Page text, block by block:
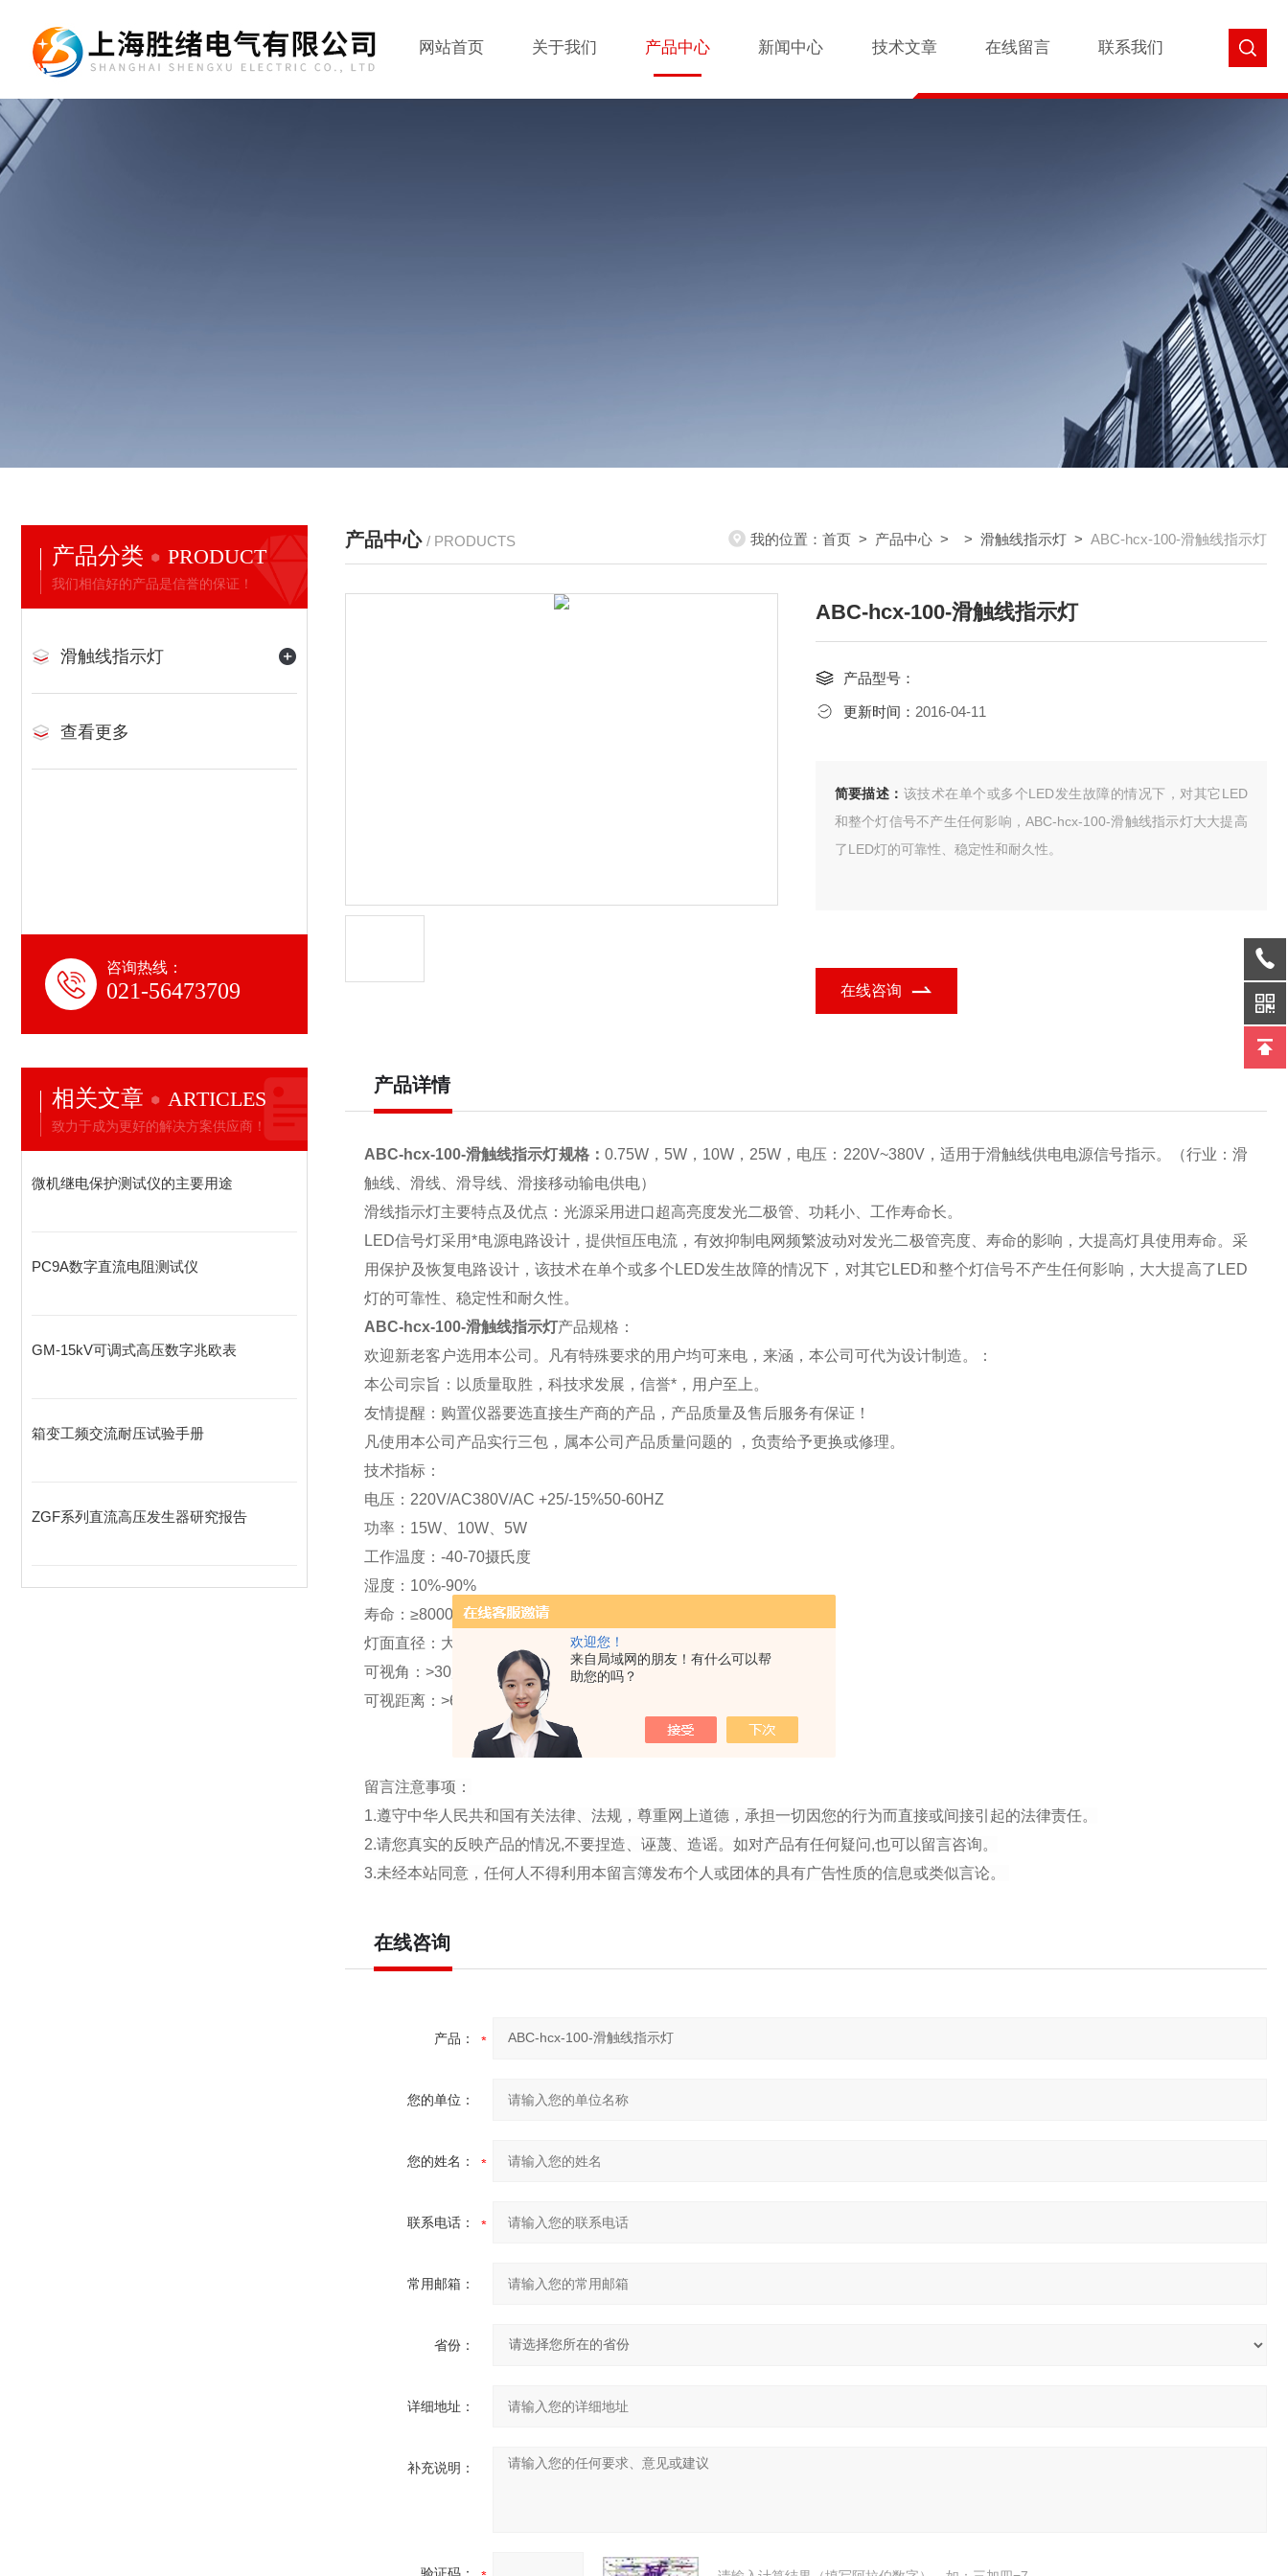
欢迎您！
来自局域网的朋友！有什么可以帮
助您的吗？
网站首页 关于我们 产品中心 新闻中心 技术文章 在线留言 联系我们
产品分类 PRODUCT
我们相信好的产品是信誉的保证！
滑触线指示灯
查看更多
咨询热线：
021-56473709
相关文章 ARTICLES
致力于成为更好的解决方案供应商！
微机继电保护测试仪的主要用途
PC9A数字直流电阻测试仪
GM-15kV可调式高压数字兆欧表
箱变工频交流耐压试验手册
ZGF系列直流高压发生器研究报告
产品中心 / PRODUCTS 我的位置： 首页 > 产品中心 > > 滑触线指示灯 > ABC-hcx-100-滑触线指示灯
ABC-hcx-100-滑触线指示灯
产品型号：
更新时间： 2016-04-11
简要描述： 该技术在单个或多个LED发生故障的情况下，对其它LED
和整个灯信号不产生任何影响，ABC-hcx-100-滑触线指示灯大大提高
了LED灯的可靠性、稳定性和耐久性。
在线咨询
产品详情
ABC-hcx-100-滑触线指示灯规格： 0.75W，5W，10W，25W，电压：220V~380V，适用于滑触线供电电源信号指示。（行业：滑
触线、滑线、滑导线、滑接移动输电供电）
滑线指示灯主要特点及优点：光源采用进口超高亮度发光二极管、功耗小、工作寿命长。
LED信号灯采用*电源电路设计，提供恒压电流，有效抑制电网频繁波动对发光二极管亮度、寿命的影响，大提高灯具使用寿命。采
用保护及恢复电路设计，该技术在单个或多个LED发生故障的情况下，对其它LED和整个灯信号不产生任何影响，大大提高了LED
灯的可靠性、稳定性和耐久性。
ABC-hcx-100-滑触线指示灯产品规格：
欢迎新老客户选用本公司 。凡有特殊要求的用户均可来电，来涵，本公司可代为设计制造。：
本公司宗旨：以质量取胜，科技求发展，信誉*，用户至上。
友情提醒：购置仪器要选直接生产商的产品，产品质量及售后服务有保证！
凡使用本公司产品实行三包，属本公司产品质量问题的 ，负责给予更换或修理。
技术指标：
电压：220V/AC380V/AC +25/-15%50-60HZ
功率：15W、10W、5W
工作温度：-40-70摄氏度
湿度：10%-90%
寿命：≥80000小时
灯面直径：大号（150mm） 中号（100mm） 小号（60mm）
可视角：>30度
可视距离：>600m
留言注意事项：
1.遵守中华人民共和国有关法律、法规，尊重网上道德，承担一切因您的行为而直接或间接引起的法律责任。
2.请您真实的反映产品的情况,不要捏造、诬蔑、造谣。如对产品有任何疑问,也可以留言咨询。
3.未经本站同意，任何人不得利用本留言簿发布个人或团体的具有广告性质的信息或类似言论。
在线咨询
产品：
您的单位：
您的姓名：
联系电话：
常用邮箱：
省份：
详细地址：
补充说明：